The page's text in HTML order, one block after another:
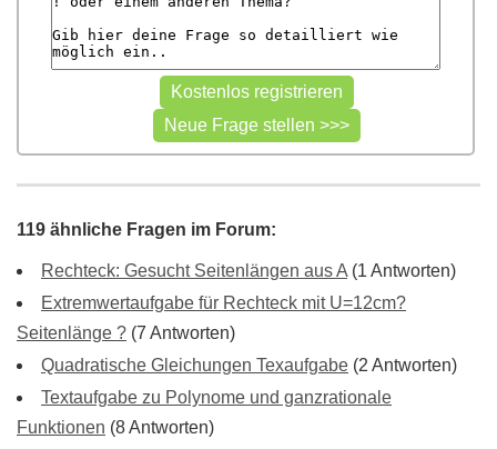
119 ähnliche Fragen im Forum:
Rechteck: Gesucht Seitenlängen aus A (1 Antworten)
Extremwertaufgabe für Rechteck mit U=12cm?
Seitenlänge ? (7 Antworten)
Quadratische Gleichungen Texaufgabe (2 Antworten)
Textaufgabe zu Polynome und ganzrationale
Funktionen (8 Antworten)